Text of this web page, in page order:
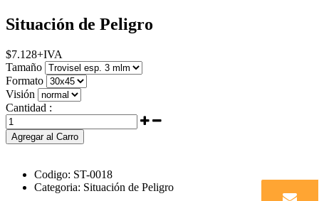
Situación de Peligro
$7.128+IVA
Tamaño
Formato
Visión
Cantidad :
Agregar al Carro
Codigo: ST-0018
Categoria: Situación de Peligro